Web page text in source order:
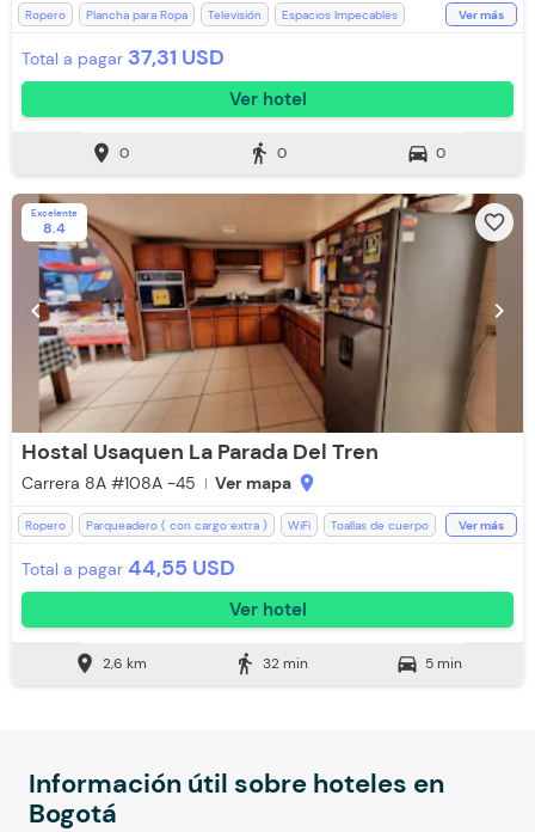
Ropero Plancha para Ropa Televisión
Espacios Impecables
Ver más
Total a pagar 37,31 USD
Ver hotel
location_on 0 directions_walk 0 directions_car 0
Excelente
8.4 favorite_border
chevron_left chevron_right
Hostal Usaquen La Parada Del Tren
Carrera 8A #108A -45 Ver mapa location_on
Ropero Parqueadero ( con cargo extra ) WiFi
Toallas de cuerpo
Ver más
Total a pagar 44,55 USD
Ver hotel
location_on 2,6 km directions_walk 32 min directions_car 5 min
Información útil sobre hoteles en
Bogotá